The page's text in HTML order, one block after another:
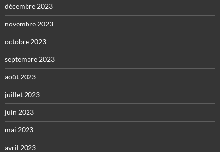
décembre 2023
novembre 2023
octobre 2023
septembre 2023
août 2023
juillet 2023
juin 2023
mai 2023
avril 2023